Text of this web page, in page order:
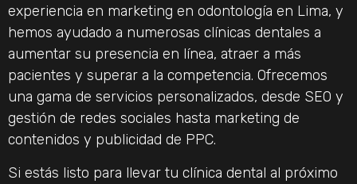
experiencia en marketing en odontología en Lima, y
hemos ayudado a numerosas clínicas dentales a
aumentar su presencia en línea, atraer a más
pacientes y superar a la competencia. Ofrecemos
una gama de servicios personalizados, desde SEO y
gestión de redes sociales hasta marketing de
contenidos y publicidad de PPC.
Si estás listo para llevar tu clínica dental al próximo